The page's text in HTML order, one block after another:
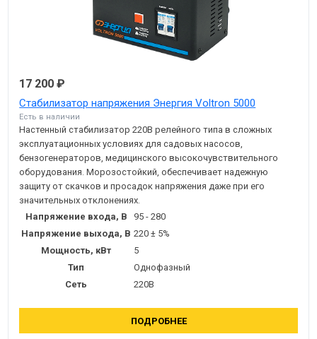
17 200 ₽
Стабилизатор напряжения Энергия Voltron 5000
Есть в наличии
Настенный стабилизатор 220В релейного типа в сложных
эксплуатационных условиях для садовых насосов,
бензогенераторов, медицинского высокочувствительного
оборудования. Морозостойкий, обеспечивает надежную
защиту от скачков и просадок напряжения даже при его
значительных отклонениях.
Напряжение входа, В
95 - 280
Напряжение выхода, В 220 ± 5%
Мощность, кВт
5
Тип
Однофазный
Сеть
220В
ПОДРОБНЕЕ